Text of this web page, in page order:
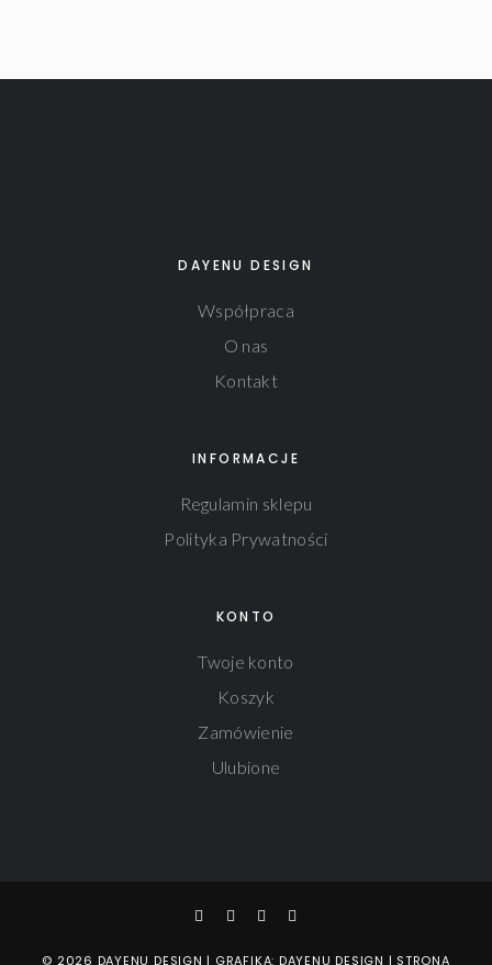
DAYENU DESIGN
Współpraca
O nas
Kontakt
INFORMACJE
Regulamin sklepu
Polityka Prywatności
KONTO
Twoje konto
Koszyk
Zamówienie
Ulubione
© 2026 DAYENU DESIGN | GRAFIKA: DAYENU DESIGN | STRONA